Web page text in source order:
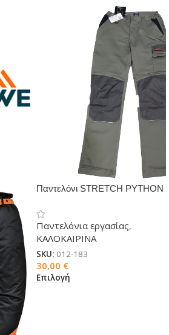
Παντελόνι STRETCH PYTHON
Παντελόνια εργασίας,
ΚΑΛΟΚΑΙΡΙΝΑ
SKU: 012-183
30,00 €
Επιλογή